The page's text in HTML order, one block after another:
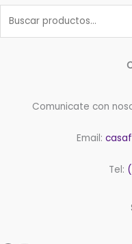
Comunicate con
Email:
Tel: